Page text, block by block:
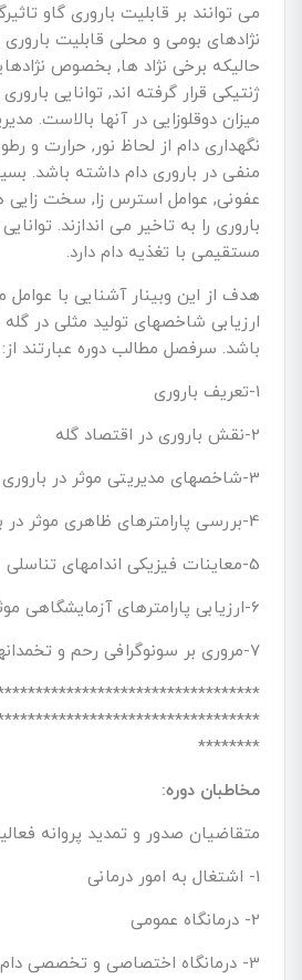
می توانند بر قابلیت باروری گاو
نژادهای بومی و محلی قابلیت باروری
حالیکه برخی نژاد ها, بخصوص
ژنتیکی قرار گرفته اند, توانایی
میزان دوقلوزایی در آنها بالاست.
نگهداری دام از لحاظ نور, حرارت و
منفی در باروری دام داشته باشد.
عفونی, عوامل استرس زا, سخت زایی
باروری را به تاخیر می اندازند.
مستقیمی با تغذیه دام دارد.
هدف از این وبینار آشنایی با عوامل
ارزیابی شاخصهای تولید مثلی در
باشد. سرفصل مطالب دوره عبارتند از:
1-تعریف باروری
2-نقش باروری در اقتصاد گله
3-شاخصهای مدیریتی موثر در باروری
4-بررسی پارامترهای ظاهری موثر در باروری
5-معاینات فیزیکی اندامهای تناسلی
6-ارزیابی پارامترهای آزمایشگاهی موثر در باروری
7-مروری بر سونوگرافی رحم و تخمدانها در گاو
********
مخاطبان دوره:
متقاضیان صدور و تمدید پروانه
1- اشتغال به امور درمانی
2- درمانگاه عمومی
3- درمانگاه اختصاصی و تخصصی دام بزرگ